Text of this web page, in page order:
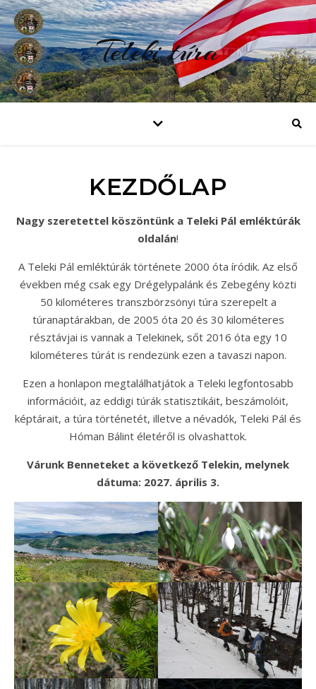
Teleki túra
KEZDŐLAP
Nagy szeretettel köszöntünk a Teleki Pál emléktúrák
oldalán!
A Teleki Pál emléktúrák története 2000 óta íródik. Az első
években még csak egy Drégelypalánk és Zebegény közti
50 kilométeres transzbörzsönyi túra szerepelt a
túranaptárakban, de 2005 óta 20 és 30 kilométeres
résztávjai is vannak a Telekinek, sőt 2016 óta egy 10
kilométeres túrát is rendezünk ezen a tavaszi napon.
Ezen a honlapon megtalálhatjátok a Teleki legfontosabb
információit, az eddigi túrák statisztikáit, beszámolóit,
képtárait, a túra történetét, illetve a névadók, Teleki Pál és
Hóman Bálint életéről is olvashattok.
Várunk Benneteket a következő Telekin, melynek
dátuma: 2027. április 3.